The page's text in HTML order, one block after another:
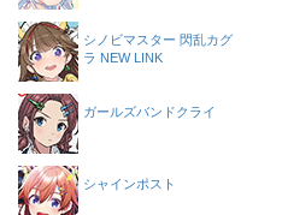
シノビマスター 閃乱カグ
ラ NEW LINK
ガールズバンドクライ
シャインポスト